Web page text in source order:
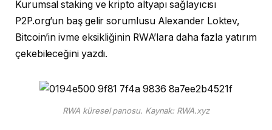
Kurumsal staking ve kripto altyapı sağlayıcısı
P2P.org’un baş gelir sorumlusu Alexander Loktev,
Bitcoin’in ivme eksikliğinin RWA’lara daha fazla yatırım
çekebileceğini yazdı.
RWA küresel panosu. Kaynak: RWA.xyz